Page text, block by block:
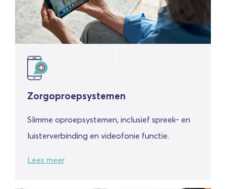
Zorgoproepsystemen
Slimme oproepsystemen, inclusief spreek- en
luisterverbinding en videofonie functie.
Lees meer